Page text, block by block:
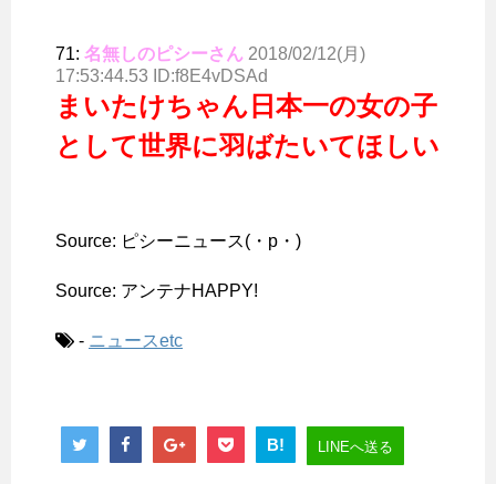
71: 名無しのピシーさん 2018/02/12(月)
17:53:44.53 ID:f8E4vDSAd
まいたけちゃん日本一の女の子
として世界に羽ばたいてほしい
Source: ピシーニュース(・p・)ゞ
Source: アンテナHAPPY!
- ニュースetc
B! LINEへ送る